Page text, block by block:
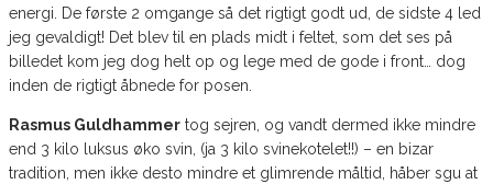
energi. De første 2 omgange så det rigtigt godt ud, de sidste 4 led
jeg gevaldigt! Det blev til en plads midt i feltet, som det ses på
billedet kom jeg dog helt op og lege med de gode i front… dog
inden de rigtigt åbnede for posen.
Rasmus Guldhammer tog sejren, og vandt dermed ikke mindre
end 3 kilo luksus øko svin, (ja 3 kilo svinekotelet!!) – en bizar
tradition, men ikke desto mindre et glimrende måltid, håber sgu at